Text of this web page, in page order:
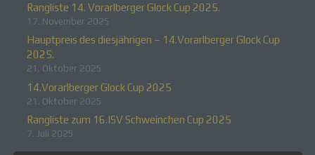
Rangliste 14. Vorarlberger Glock Cup 2025.
17. November 2025
Hauptpreis des diesjährigen – 14.Vorarlberger Glock Cup
2025.
21. Oktober 2025
14.Vorarlberger Glock Cup 2025
21. Oktober 2025
Rangliste zum 16.ISV Schweinchen Cup 2025
7. Juli 2025